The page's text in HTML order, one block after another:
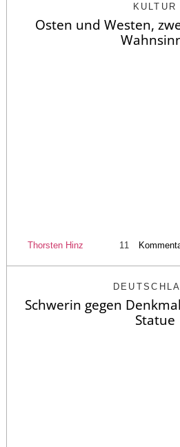
KULTUR
Osten und Westen,
Thorsten Hinz 11
Schwerin gegen
Statue